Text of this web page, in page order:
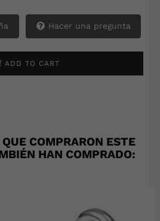
Hacer una pregunta
ADD TO CART
COMPRARON ESTE
HAN COMPRADO: